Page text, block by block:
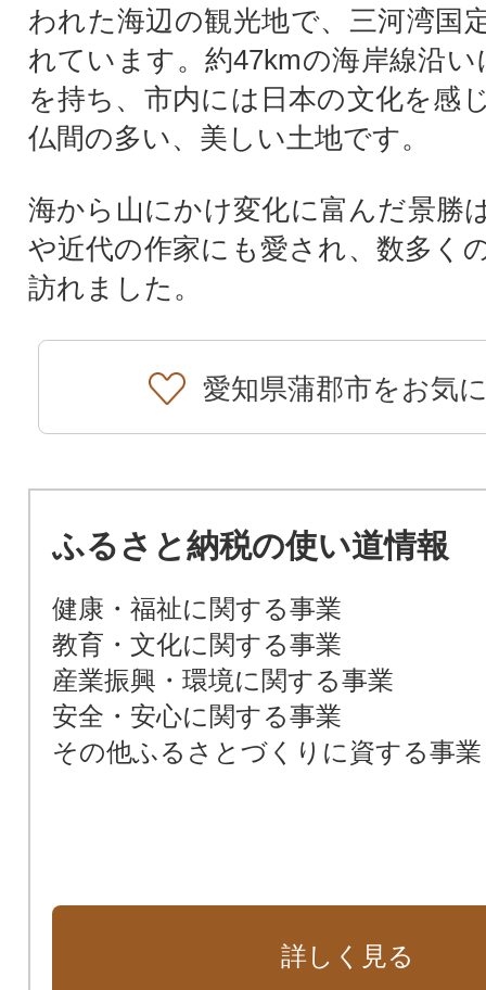
われた海辺の観光地で、三河湾国
れています。約47kmの海岸線沿
を持ち、市内には日本の文化を感
仏間の多い、美しい土地です。
海から山にかけ変化に富んだ景勝
や近代の作家にも愛され、数多く
訪れました。
愛知県蒲郡市をお気
ふるさと納税の使い道情報
健康・福祉に関する事業
教育・文化に関する事業
産業振興・環境に関する事業
安全・安心に関する事業
その他ふるさとづくりに資する事業
詳しく見る